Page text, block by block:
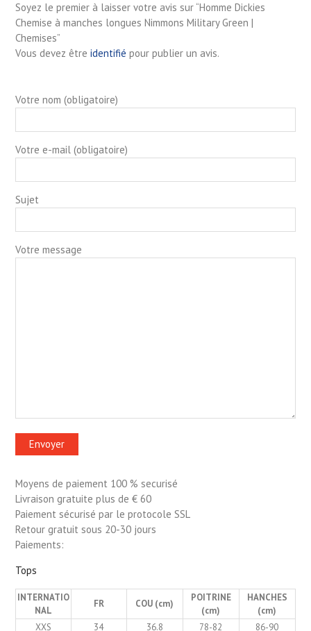
Soyez le premier à laisser votre avis sur “Homme Dickies
Chemise à manches longues Nimmons Military Green |
Chemises”
Vous devez être identifié pour publier un avis.
Votre nom (obligatoire)
Votre e-mail (obligatoire)
Sujet
Votre message
Moyens de paiement 100 % securisé
Livraison gratuite plus de € 60
Paiement sécurisé par le protocole SSL
Retour gratuit sous 20-30 jours
Paiements:
Tops
INTERNATIO
NAL
FR COU (cm)
POITRINE
(cm)
HANCHES
(cm)
XXS
34 36.8 78-82 86-90